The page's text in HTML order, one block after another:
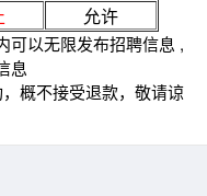
允许
可以无限发布招聘信息 ,
息
概不接受退款，敬请谅